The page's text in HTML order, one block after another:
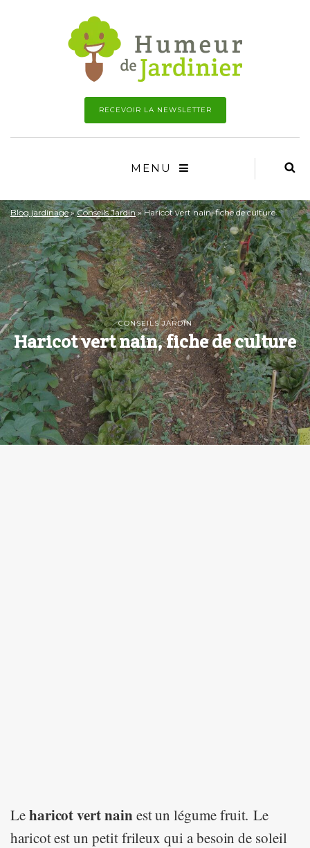
RECEVOIR LA NEWSLETTER
MENU
Blog jardinage»Conseils Jardin»Haricot vert nain, fiche de culture
CONSEILS JARDIN
Haricot vert nain, fiche de culture
Leharicot vert nainest un légume fruit. Le
haricot est un petit frileux qui a besoin de soleil